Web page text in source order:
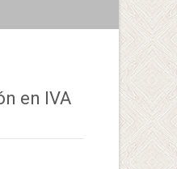
en IVA